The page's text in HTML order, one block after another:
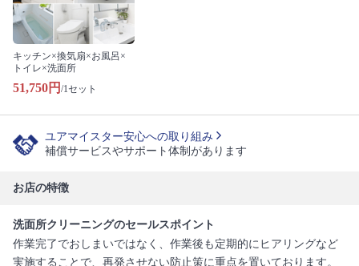
キッチン×換気扇×お風呂×
トイレ×洗面所
51,750円 /1セット
ユアマイスター安心への取り組み
補償サービスやサポート体制があります
お店の特徴
洗面所クリーニングのセールスポイント
作業完了でおしまいではなく、作業後も定期的にヒアリングなど
実施することで、再発させない防止策に重点を置いております。